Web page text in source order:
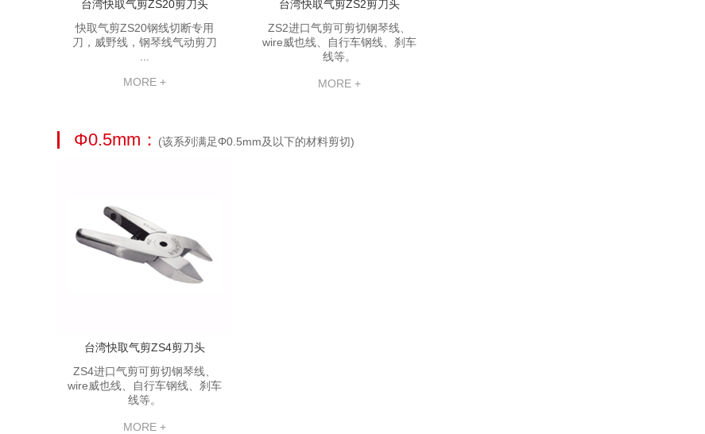
台湾快取气剪ZS20剪刀头
快取气剪ZS20钢线切断专用
刀，威野线，钢琴线气动剪刀
MORE +
台湾快取气剪ZS2剪刀头
ZS2进口气剪可剪切钢琴线、
wire威也线、自行车钢线、刹车
线等。
MORE +
Φ0.5mm： (该系列满足Φ0.5mm及以下的材料剪切)
台湾快取气剪ZS4剪刀头
ZS4进口气剪可剪切钢琴线、
wire威也线、自行车钢线、刹车
线等。
MORE +